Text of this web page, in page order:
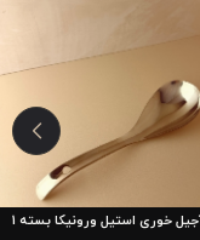
قاشق آجیل خوری استیل ورونیکا بسته 1